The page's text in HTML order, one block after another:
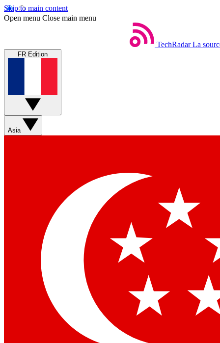
Skip to main content
Open menu Close main menu
TechRadar La
FR Edition
Asia